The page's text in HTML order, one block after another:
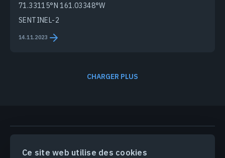
Ce site web utilise des cookies
71.33115°N 161.03348°W
SENTINEL-2
14.11.2023
CHARGER PLUS